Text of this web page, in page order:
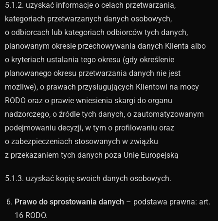
5.1.2. uzyskać informacje o celach przetwarzania,
kategoriach przetwarzanych danych osobowych,
o odbiorcach lub kategoriach odbiorców tych danych,
planowanym okresie przechowywania danych Klienta albo
o kryteriach ustalania tego okresu (gdy określenie
planowanego okresu przetwarzania danych nie jest
możliwe), o prawach przysługujących Klientowi na mocy
RODO oraz o prawie wniesienia skargi do organu
nadzorczego, o źródle tych danych, o zautomatyzowanym
podejmowaniu decyzji, w tym o profilowaniu oraz
o zabezpieczeniach stosowanych w związku
z przekazaniem tych danych poza Unię Europejską
5.1.3. uzyskać kopię swoich danych osobowych.
Prawo do sprostowania danych – podstawa prawna: art.
16 RODO.